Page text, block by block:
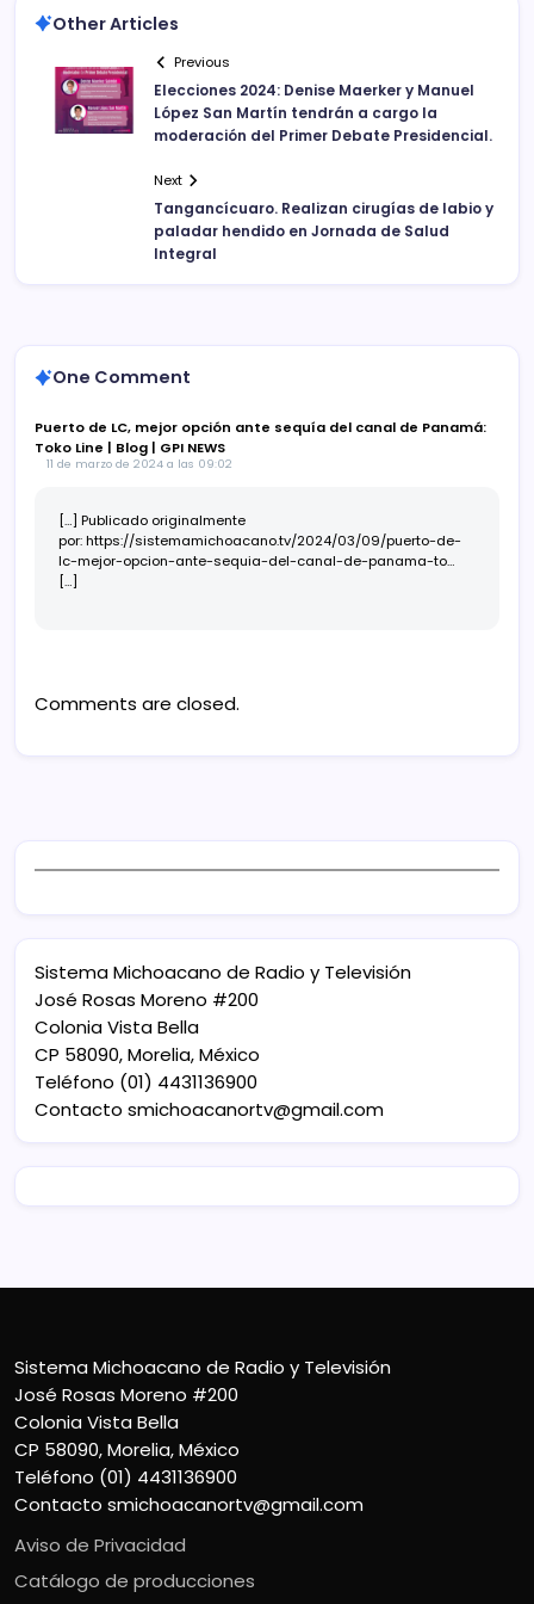
Other Articles
Previous
Elecciones 2024: Denise Maerker y Manuel
López San Martín tendrán a cargo la
moderación del Primer Debate Presidencial.
Next
Tangancícuaro. Realizan cirugías de labio y
paladar hendido en Jornada de Salud
Integral
One Comment
Puerto de LC, mejor opción ante sequía del canal de Panamá:
Toko Line | Blog | GPI NEWS
11 de marzo de 2024 a las 09:02
[…] Publicado originalmente
por: https://sistemamichoacano.tv/2024/03/09/puerto-de-
lc-mejor-opcion-ante-sequia-del-canal-de-panama-to…
[…]
Comments are closed.
Sistema Michoacano de Radio y Televisión
José Rosas Moreno #200
Colonia Vista Bella
CP 58090, Morelia, México
Teléfono (01) 4431136900
Contacto smichoacanortv@gmail.com
Sistema Michoacano de Radio y Televisión
José Rosas Moreno #200
Colonia Vista Bella
CP 58090, Morelia, México
Teléfono (01) 4431136900
Contacto smichoacanortv@gmail.com
Aviso de Privacidad
Catálogo de producciones